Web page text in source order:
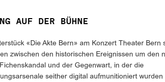
AUF DER BÜHNE
«Die Akte Bern» am Konzert Theater Bern
zwischen den historischen Ereignissen um den
und der Gegenwart, in der die
seither digital aufmunitioniert wurden